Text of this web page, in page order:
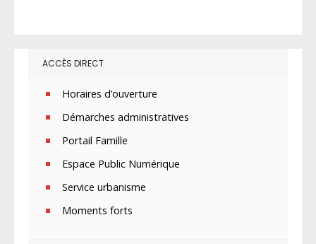
ACCÈS DIRECT
Horaires d’ouverture
Démarches administratives
Portail Famille
Espace Public Numérique
Service urbanisme
Moments forts